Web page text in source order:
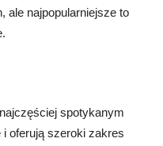
ale najpopularniejsze to
spotykanym
i oferują szeroki zakres